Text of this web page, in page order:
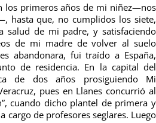
los primeros años de mi niñez—nos
hasta que, no cumplidos los siete,
salud de mi padre, y satisfaciendo
de mi madre de volver al suelo
abandonara, fui traído a España,
de residencia. En la capital del
de dos años prosiguiendo Mi
pues en Llanes concurrió al
cuando dicho plantel de primera y
cargo de profesores seglares. Luego